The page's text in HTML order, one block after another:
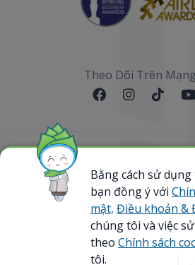
Theo Dõi Trên
Sơ đồ website
@ 2023 Bamboo Airways
Reserved.
Business Registration Code:
Bằng cách sử
bạn đồng ý với
mật, Điều khoản &
chúng tôi và việc
theo Chính sách
tôi.